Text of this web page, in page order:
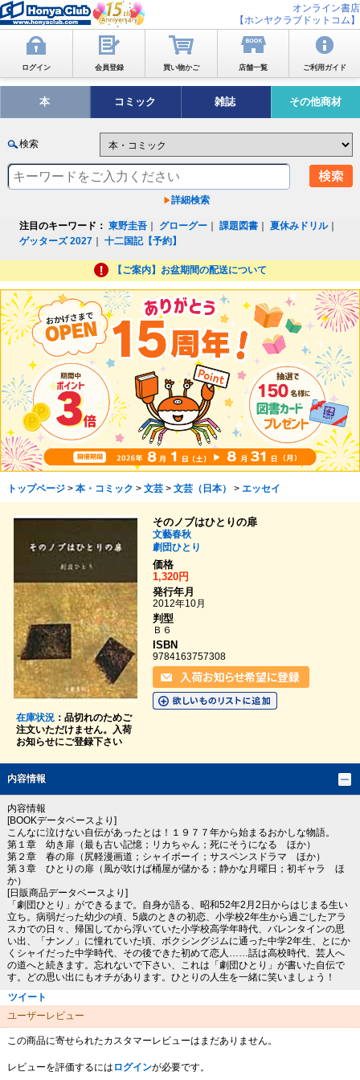
オンライン書店
【ホンヤクラブドットコム】
ログイン 会員登録 買い物かご 店舗一覧 ご利用ガイド
本 コミック 雑誌 その他商材
検索
詳細検索
注目のキーワード： 東野圭吾 グローグー ｜課題図書 ｜夏休みドリル｜
ゲッターズ 2027 ｜十二国記【予約】
【ご案内】お盆期間の配送について
トップページ> 本・コミック > 文芸> 文芸（日本） > エッセイ
在庫状況：品切れのためご
注文いただけません。入荷
お知らせにご登録下さい
そのノブはひとりの扉
文藝春秋
劇団ひとり
価格
1,320円
発行年月
2012年10月
判型
Ｂ６
ISBN
9784163757308
内容情報
内容情報
[BOOKデータベースより]
こんなに泣けない自伝があったとは！１９７７年から始まるおかしな物語。
第１章 幼き扉（最も古い記憶；リカちゃん；死にそうになる ほか）
第２章 春の扉（尻軽漫画道；シャイボーイ；サスペンスドラマ ほか）
第３章 ひとりの扉（風が吹けば桶屋が儲かる；静かな月曜日；初ギャラ ほ
か）
[日販商品データベースより]
「劇団ひとり」ができるまで。自身が語る、昭和52年2月2日からはじまる生い
立ち。病弱だった幼少の頃、5歳のときの初恋、小学校2年生から過ごしたアラ
スカでの日々、帰国してから浮いていた小学校高学年時代、バレンタインの思
い出、「ナンノ」に憧れていた頃、ボクシングジムに通った中学2年生、とにか
くシャイだった中学時代、その後できた初めて恋人……話は高校時代、芸人へ
の道へと続きます。忘れないで下さい、これは「劇団ひとり」が書いた自伝で
す。どの思い出にもオチがあります。ひとりの人生を一緒に笑いましょう！
ツイート
ユーザーレビュー
この商品に寄せられたカスタマーレビューはまだありません。
レビューを評価するには ログインが必要です。